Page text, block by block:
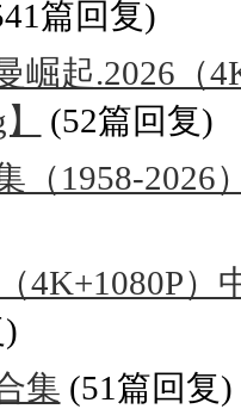
篇回复)
崛起.2026（
(52篇回复)
（1958-2026
4K+1080P）
集 (51篇回复)